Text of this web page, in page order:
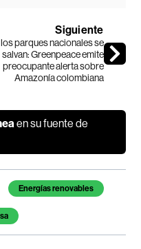
Siguiente
los parques nacionales se
salvan: Greenpeace emite
preocupante alerta sobre
Amazonía colombiana
en su fuente de
Energías renovables